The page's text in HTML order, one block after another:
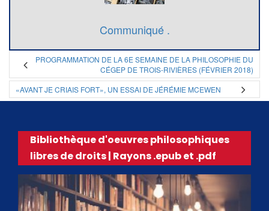
Communiqué .
PROGRAMMATION DE LA 6E SEMAINE DE LA PHILOSOPHIE DU
CÉGEP DE TROIS-RIVIÈRES (FÉVRIER 2018)
«AVANT JE CRIAIS FORT», UN ESSAI DE JÉRÉMIE MCEWEN
Bibliothèque d'oeuvres philosophiques
libres de droits | Rayons .epub et .pdf